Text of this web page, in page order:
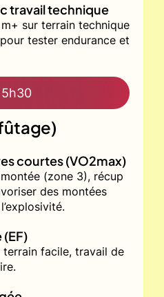
travail technique
m+ sur terrain technique
tester endurance et
courtes (VO2max)
(zone 3), récup
des montées
(EF)
terrain facile, travail de